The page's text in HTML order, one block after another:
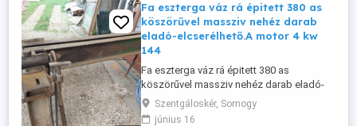
Fa eszterga váz rá épitett 380 as
köszörűvel massziv nehéz darab
eladó-elcserélhető.A motor 4 kw
144
Fa eszterga váz rá épitett 380 as
köszörűvel massziv nehéz darab eladó-
elcserélhető.A motor 4 kw 1440 ford min
ez akár külön is vihető.
Szentgáloskér, Somogy
június 16